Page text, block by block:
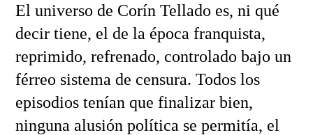
El universo de Corín Tellado es, ni qué
decir tiene, el de la época franquista,
reprimido, refrenado, controlado bajo un
férreo sistema de censura. Todos los
episodios tenían que finalizar bien,
ninguna alusión política se permitía, el